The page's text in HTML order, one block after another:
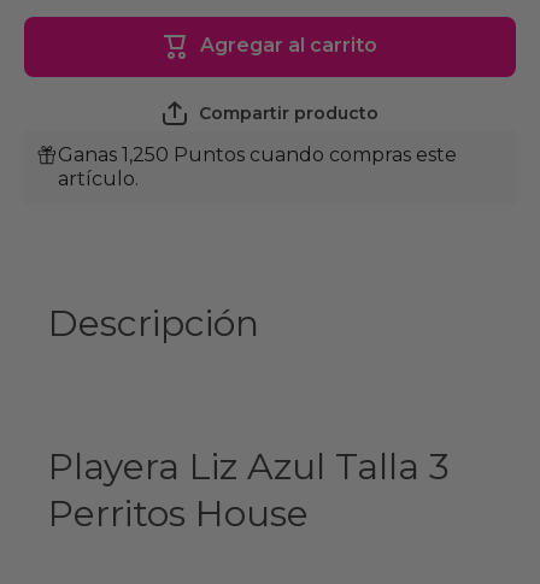
Liz Azul
Agregar al carrito
Compartir producto
Ganas 1,250 Puntos cuando compras este
artículo.
Descripción
Playera Liz Azul Talla 3
Perritos House